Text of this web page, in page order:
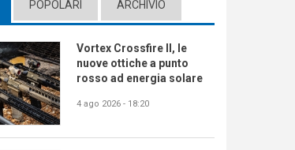
(ACTIVE TAB)
POPOLARI ARCHIVIO
Vortex Crossfire II, le
nuove ottiche a punto
rosso ad energia solare
4 ago 2026 - 18:20